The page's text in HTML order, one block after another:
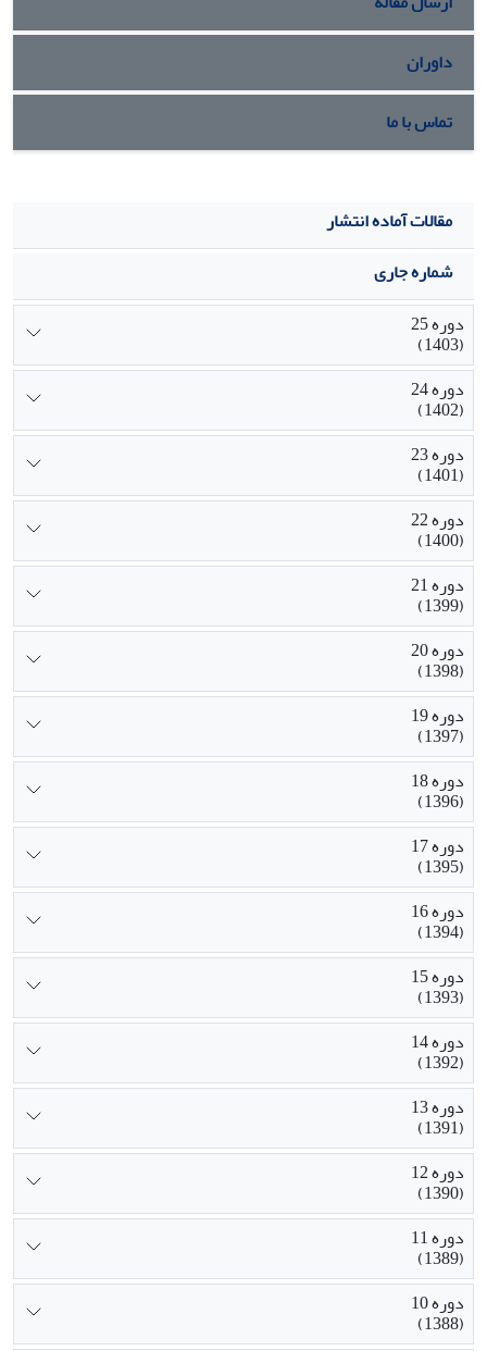
داوران
تماس با ما
مقالات آماده انتشار
شماره جاری
دوره 25
(1403)
دوره 24
(1402)
دوره 23
(1401)
دوره 22
(1400)
دوره 21
(1399)
دوره 20
(1398)
دوره 19
(1397)
دوره 18
(1396)
دوره 17
(1395)
دوره 16
(1394)
دوره 15
(1393)
دوره 14
(1392)
دوره 13
(1391)
دوره 12
(1390)
دوره 11
(1389)
دوره 10
(1388)